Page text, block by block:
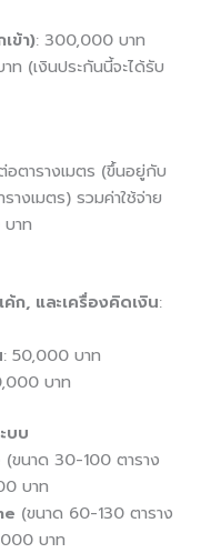
ข้า): 300,000 บาท
ท (เงินประกันนี้จะได้รับ
อตารางเมตร (ขึ้นอยู่กับ
งเมตร) รวมค่าใช้จ่าย
าท
ก, และเครื่องคิดเงิน:
: 50,000 บาท
บาท
บบ
(ขนาด 30-100 ตาราง
บาท
(ขนาด 60-130 ตาราง
บาท